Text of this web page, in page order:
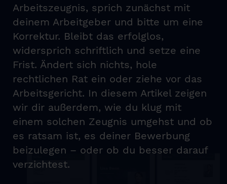
Arbeitszeugnis, sprich zunächst mit
deinem Arbeitgeber und bitte um eine
Korrektur. Bleibt das erfolglos,
widersprich schriftlich und setze eine
Frist. Ändert sich nichts, hole
rechtlichen Rat ein oder ziehe vor das
Arbeitsgericht. In diesem Artikel zeigen
wir dir außerdem, wie du klug mit
einem solchen Zeugnis umgehst und ob
es ratsam ist, es deiner Bewerbung
beizulegen – oder ob du besser darauf
verzichtest.